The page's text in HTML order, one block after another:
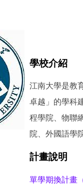
學校介紹
江南大學是教
卓越」的學科
程學院、物聯
院、外國語學
計畫說明
單學期換計畫